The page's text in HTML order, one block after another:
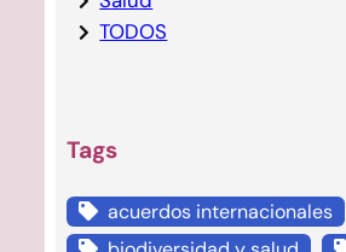
TODOS
Tags
acuerdos internacionales